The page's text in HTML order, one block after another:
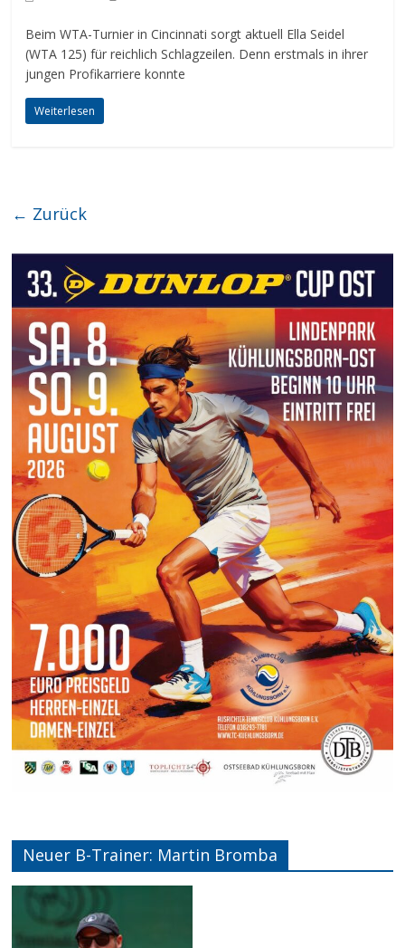
Beim WTA-Turnier in Cincinnati sorgt aktuell Ella Seidel
(WTA 125) für reichlich Schlagzeilen. Denn erstmals in ihrer
jungen Profikarriere konnte
Weiterlesen
← Zurück
Neuer B-Trainer: Martin Bromba